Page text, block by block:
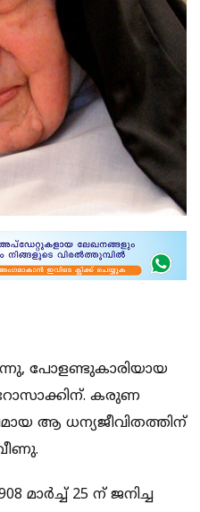
പോളണ്ടുകാരിയായ
റോസാക്കിന്. കരുണ
ആ ധന്യജീവിതത്തിന്
25 ന് ജനിച്ച